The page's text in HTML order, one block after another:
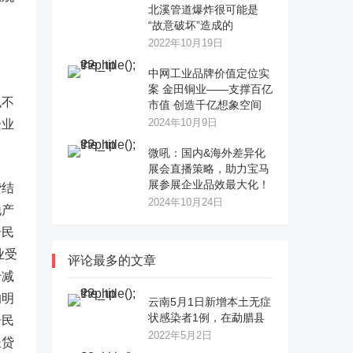
受
北溪管道爆炸很可能是
“故意破坏”造成的
2022年10月19日
中网工业品牌价值定位实
案 金田铜业——支撑百亿
市值 创造千亿想象空间
2024年10月9日
微吼：国内&海外差异化
展会直播策略，助力宝马
展参展企业品效最大化！
2024年10月24日
评论最多的文章
云南5月1日新增本土无症
状感染者1例，在勐腊县
2022年5月2日